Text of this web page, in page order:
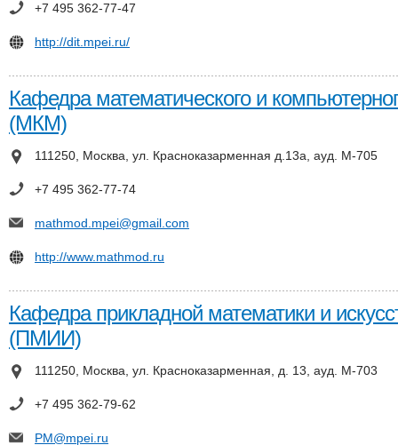
+7 495 362-77-47
http://dit.mpei.ru/
Кафедра математического и
(МКМ)
111250, Москва, ул. Красноказарменная д.13а, ауд. М-705
+7 495 362-77-74
mathmod.mpei@gmail.com
http://www.mathmod.ru
Кафедра прикладной математики и
(ПМИИ)
111250, Москва, ул. Красноказарменная, д. 13, ауд. М-703
+7 495 362-79-62
PM@mpei.ru